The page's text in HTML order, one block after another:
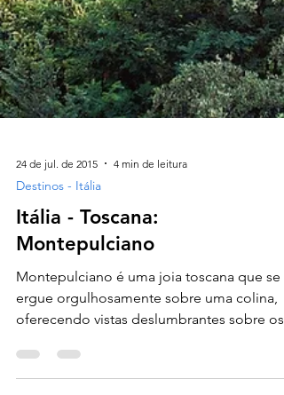
Destinos - Itália